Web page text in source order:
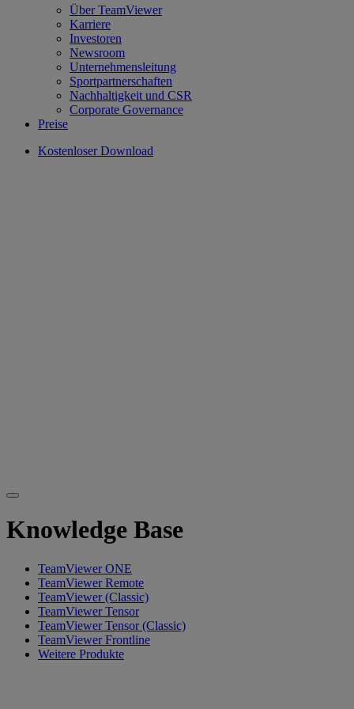
Über TeamViewer
Karriere
Investoren
Newsroom
Unternehmensleitung
Sportpartnerschaften
Nachhaltigkeit und CSR
Corporate Governance
Preise
Kostenloser Download
Knowledge Base
TeamViewer ONE
TeamViewer Remote
TeamViewer (Classic)
TeamViewer Tensor
TeamViewer Tensor (Classic)
TeamViewer Frontline
Weitere Produkte